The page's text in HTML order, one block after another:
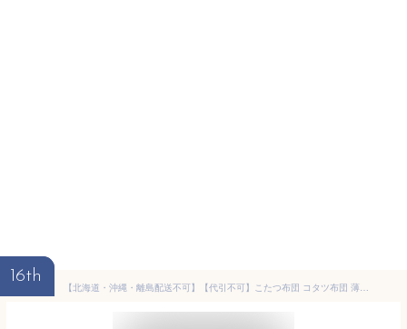
16th
【北海道・沖縄・離島配送不可】【代引不可】こたつ布団 コタツ布団 薄掛け 掛け布団 190×240cm 幅約120cmまでの長方形こたつに ポリエステル100% フランネル メレンゲタッチ 洗濯機で洗える あったか 冬物 HAGIHARA 240626601x